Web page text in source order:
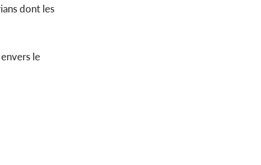
dont les
le